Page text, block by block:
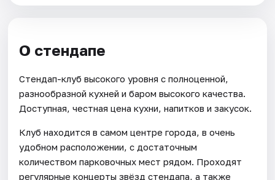
О стендапе
Стендап-клуб высокого уровня с полноценной,
разнообразной кухней и баром высокого качества.
Доступная, честная цена кухни, напитков и закусок.
Клуб находится в самом центре города, в очень
удобном расположении, с достаточным
количеством парковочных мест рядом. Проходят
регулярные концерты звёзд стендапа, а также